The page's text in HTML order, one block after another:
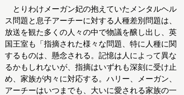
とりわけメーガン妃の抱えていたメンタルヘル
ス問題と息子アーチーに対する人種差別問題は、
放送を観た多くの人々の中で物議を醸し出し、英
国王室も「指摘された様々な問題、特に人種に関
するものは、懸念される。記憶は人によって異な
るかもしれないが、指摘はいずれも深刻に受け止
め、家族が内々に対応する。ハリー、メーガン、
アーチーはいつまでも、大いに愛される家族の一